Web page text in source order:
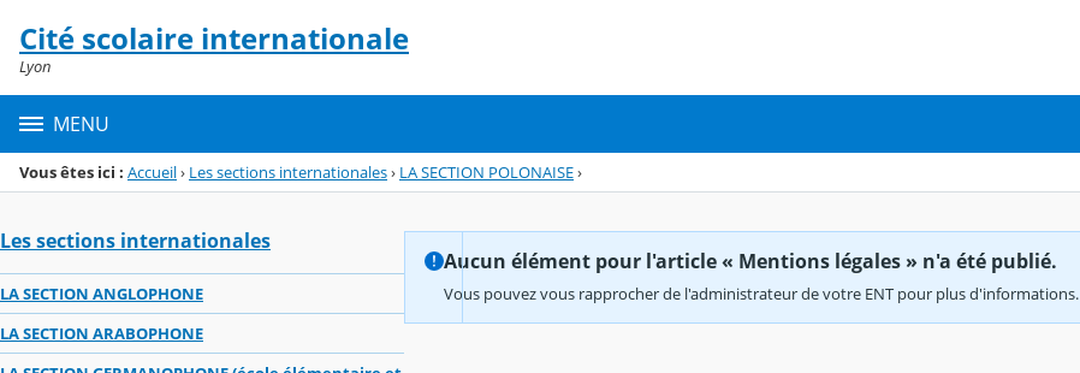
Menu de la rubrique
Contenu
Cité scolaire internationale
Lyon
MENU
Vous êtes ici : Accueil› Les sections internationales› LA SECTION POLONAISE›
Les sections internationales
LA SECTION ANGLOPHONE
LA SECTION ARABOPHONE
Aucun élément pour l'article « Mentions légales » n'a été publié.
Vous pouvez vous rapprocher de l'administrateur de votre ENT pour plus d'informations.